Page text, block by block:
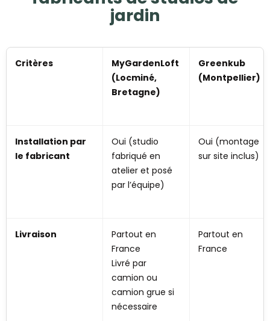
jardin
Critères
MyGardenLoft
(Locminé,
Bretagne)
Greenkub
(Montpellier)
Installation par
le fabricant
Oui (studio
fabriqué en
atelier et posé
par l’équipe)
Oui (montage
sur site inclus)
Livraison
Partout en
France
Livré par
camion ou
camion grue si
nécessaire
Partout en
France